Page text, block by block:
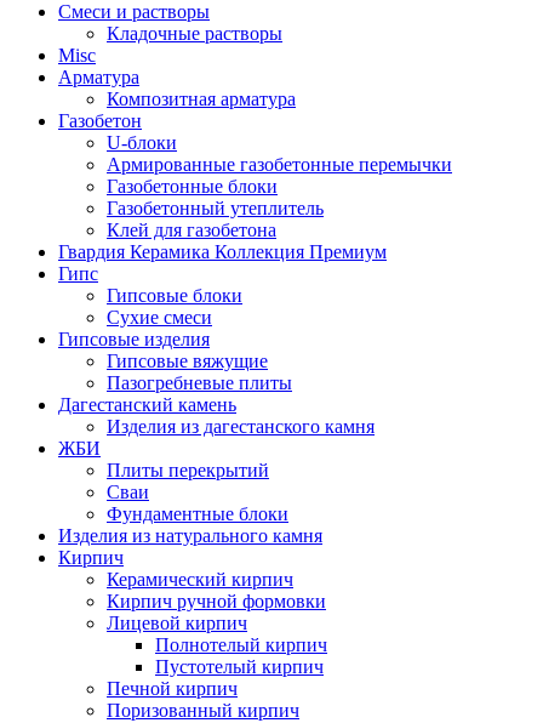
Cмеси и растворы
Кладочные растворы
Misc
Арматура
Композитная арматура
Газобетон
U-блоки
Армированные газобетонные перемычки
Газобетонные блоки
Газобетонный утеплитель
Клей для газобетона
Гвардия Керамика Коллекция Премиум
Гипс
Гипсовые блоки
Сухие смеси
Гипсовые изделия
Гипсовые вяжущие
Пазогребневые плиты
Дагестанский камень
Изделия из дагестанского камня
ЖБИ
Плиты перекрытий
Сваи
Фундаментные блоки
Изделия из натурального камня
Кирпич
Керамический кирпич
Кирпич ручной формовки
Лицевой кирпич
Полнотелый кирпич
Пустотелый кирпич
Печной кирпич
Поризованный кирпич